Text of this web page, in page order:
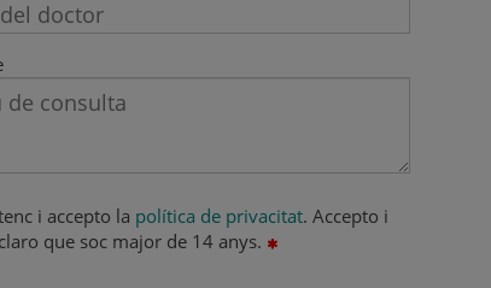
i accepto la política de privacitat. Accepto i
que soc major de 14 anys.